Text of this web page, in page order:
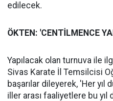
edilecek.
ÖKTEN: 'CENTİLMENCE
Yapılacak olan turnuva ile
Sivas Karate İl Temsilcisi
başarılar dileyerek, 'Her yıl
iller arası faaliyetlere bu yıl